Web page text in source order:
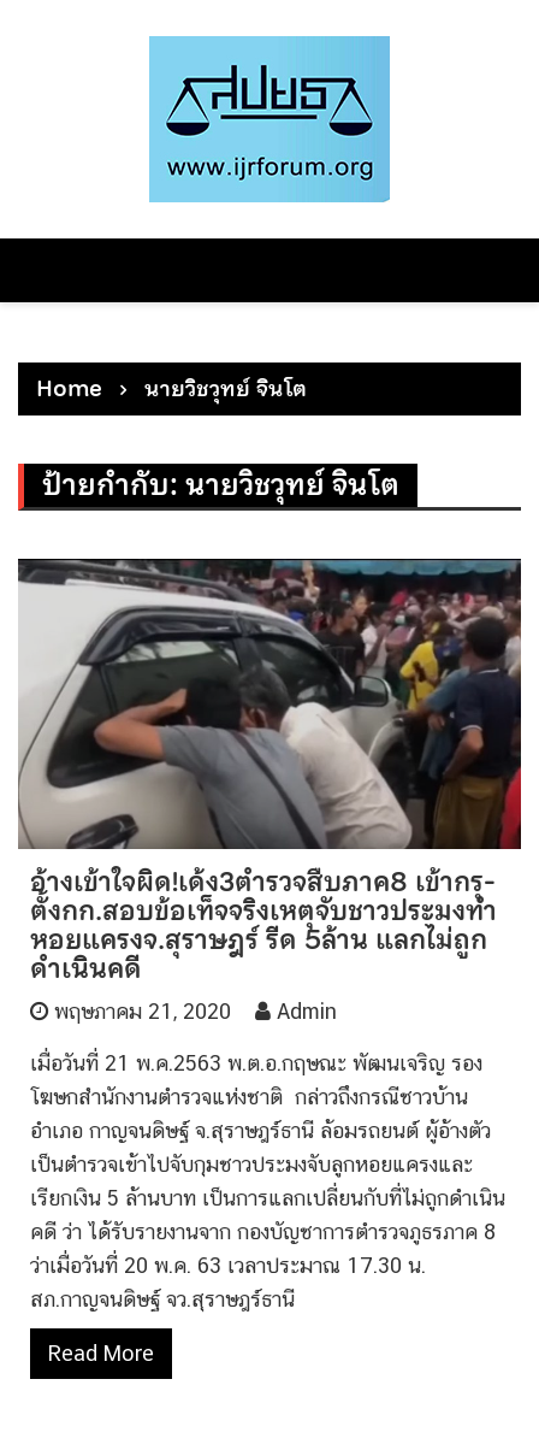
Home นายวิชวุทย์ จินโต
ป้ายกำกับ:นายวิชวุทย์ จินโต
อ้างเข้าใจผิด!เด้ง3ตำรวจสืบภาค8 เข้ากรุ-
ตั้งกก.สอบข้อเท็จจริงเหตุจับชาวประมงทำ
หอยแครงจ.สุราษฎร์ รีด 5ล้าน แลกไม่ถูก
ดำเนินคดี
พฤษภาคม 21, 2020 Admin
เมื่อวันที่ 21 พ.ค.2563 พ.ต.อ.กฤษณะ พัฒนเจริญ รอง
โฆษกสำนักงานตำรวจแห่งชาติ กล่าวถึงกรณีชาวบ้าน
อำเภอ กาญจนดิษฐ์ จ.สุราษฎร์ธานี ล้อมรถยนต์ ผู้อ้างตัว
เป็นตำรวจเข้าไปจับกุมชาวประมงจับลูกหอยแครงและ
เรียกเงิน 5 ล้านบาท เป็นการแลกเปลี่ยนกับที่ไม่ถูกดําเนิน
คดี ว่า ได้รับรายงานจาก กองบัญชาการตำรวจภูธรภาค 8
ว่าเมื่อวันที่ 20 พ.ค. 63 เวลาประมาณ 17.30 น.
สภ.กาญจนดิษฐ์ จว.สุราษฎร์ธานี
Read More